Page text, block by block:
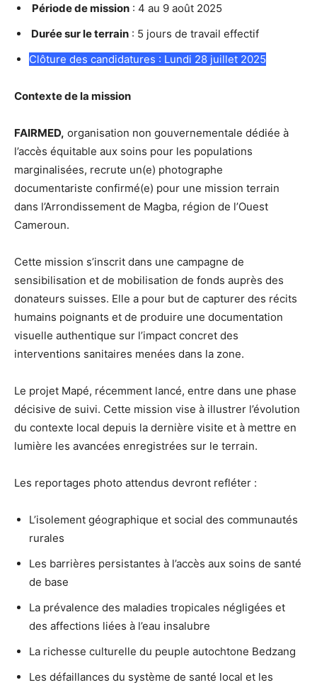
Période de mission : 4 au 9 août 2025
Durée sur le terrain : 5 jours de travail effectif
Clôture des candidatures : Lundi 28 juillet 2025
Contexte de la mission
FAIRMED, organisation non gouvernementale dédiée à
l’accès équitable aux soins pour les populations
marginalisées, recrute un(e) photographe
documentariste confirmé(e) pour une mission terrain
dans l’Arrondissement de Magba, région de l’Ouest
Cameroun.
Cette mission s’inscrit dans une campagne de
sensibilisation et de mobilisation de fonds auprès des
donateurs suisses. Elle a pour but de capturer des récits
humains poignants et de produire une documentation
visuelle authentique sur l’impact concret des
interventions sanitaires menées dans la zone.
Le projet Mapé, récemment lancé, entre dans une phase
décisive de suivi. Cette mission vise à illustrer l’évolution
du contexte local depuis la dernière visite et à mettre en
lumière les avancées enregistrées sur le terrain.
Les reportages photo attendus devront refléter :
L’isolement géographique et social des communautés
rurales
Les barrières persistantes à l’accès aux soins de santé
de base
La prévalence des maladies tropicales négligées et
des affections liées à l’eau insalubre
La richesse culturelle du peuple autochtone Bedzang
Les défaillances du système de santé local et les